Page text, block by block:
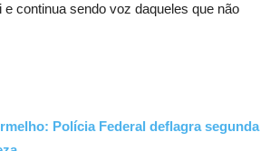
e continua sendo voz daqueles que não
Polícia Federal deflagra segunda